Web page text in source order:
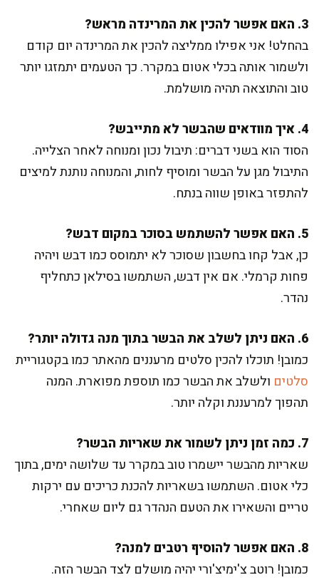
3. האם אפשר להכין את המרינדה מראש?
בהחלט! אני אפילו ממליצה להכין את המרינדה יום קודם
ולשמור אותה בכלי אטום במקרר. כך הטעמים יתמזגו יותר
טוב והתוצאה תהיה מושלמת.
4. איך מוודאים שהבשר לא מתייבש?
הסוד הוא בשני דברים: תיבול נכון ומנוחה לאחר הצלייה.
התיבול מגן על הבשר ומוסיף לחות, והמנוחה נותנת למיצים
להתפזר באופן שווה בנתח.
5. האם אפשר להשתמש בסוכר במקום דבש?
כן, אבל קחו בחשבון שסוכר לא יתמוסס כמו דבש ויהיה
פחות קרמלי. אם אין דבש, השתמשו בסילאן כתחליף
נהדר.
6. האם ניתן לשלב את הבשר בתוך מנה גדולה יותר?
כמובן! תוכלו להכין סלטים מרעננים מהאתר כמו בקטגוריית
סלטים ולשלב את הבשר כמו תוספת מפוארת. המנה
תהפוך למרעננת וקלה יותר.
7. כמה זמן ניתן לשמור את שאריות הבשר?
שאריות מהבשר יישמרו טוב במקרר עד שלושה ימים, בתוך
כלי אטום. השתמשו בשאריות להכנת כריכים עם ירקות
טריים והשאירו את הטעם הנהדר גם ליום שאחרי.
8. האם אפשר להוסיף רטבים למנה?
כמובן! רוטב צ'ימיצ'ורי יהיה מושלם לצד הבשר הזה.